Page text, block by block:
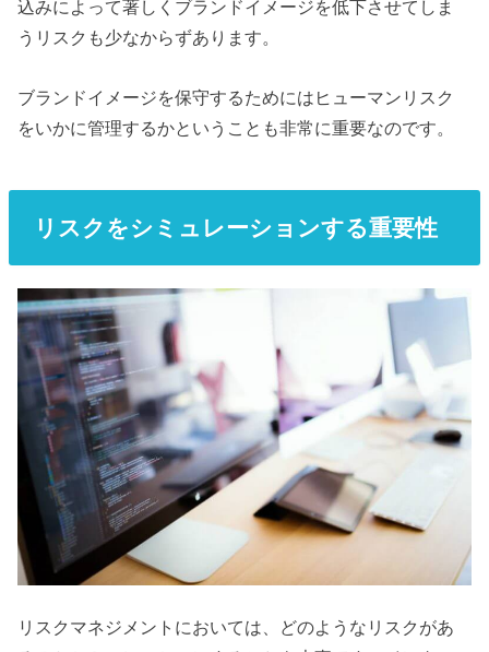
込みによって著しくブランドイメージを低下させてしま
うリスクも少なからずあります。
ブランドイメージを保守するためにはヒューマンリスク
をいかに管理するかということも非常に重要なのです。
リスクをシミュレーションする重要性
リスクマネジメントにおいては、どのようなリスクがあ